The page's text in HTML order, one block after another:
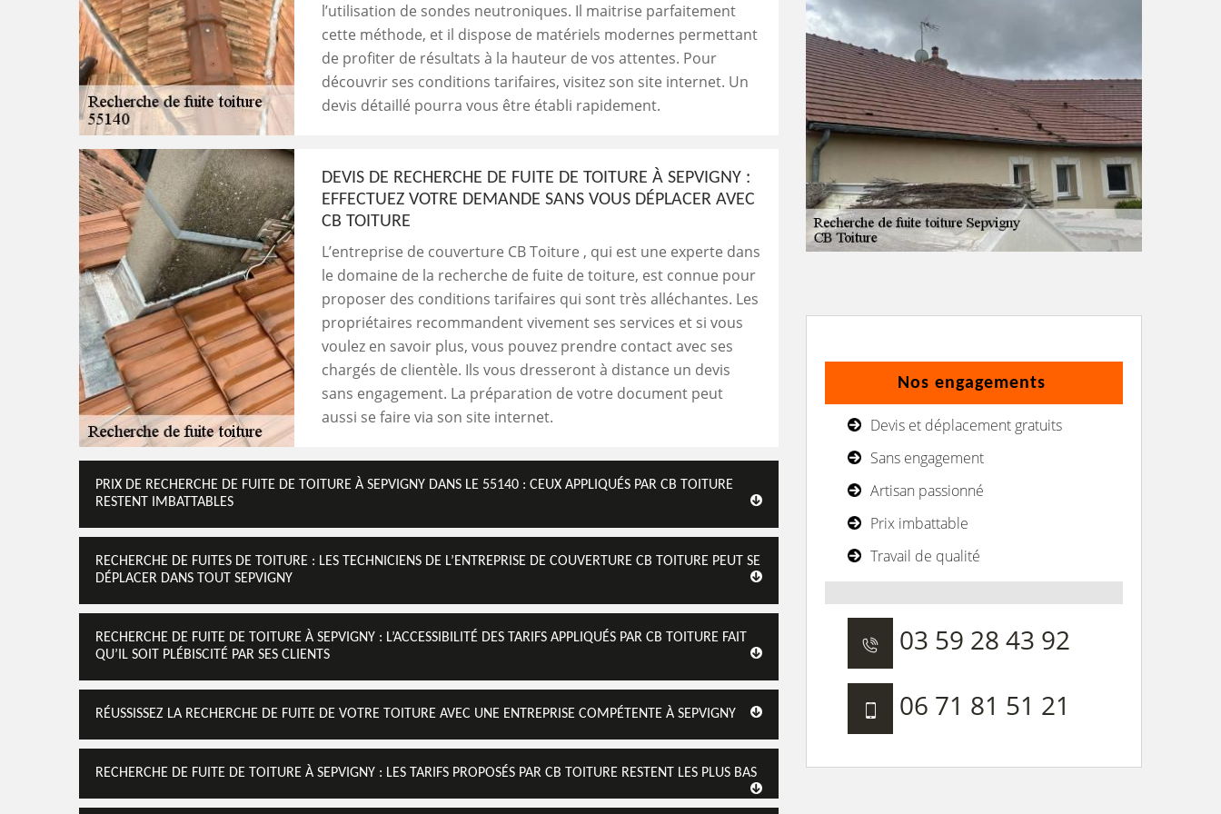
l’utilisation de sondes neutroniques. Il maitrise parfaitement
cette méthode, et il dispose de matériels modernes permettant
de profiter de résultats à la hauteur de vos attentes. Pour
découvrir ses conditions tarifaires, visitez son site internet. Un
devis détaillé pourra vous être établi rapidement.
DEVIS DE RECHERCHE DE FUITE DE TOITURE À SEPVIGNY :
EFFECTUEZ VOTRE DEMANDE SANS VOUS DÉPLACER AVEC
CB TOITURE
L’entreprise de couverture CB Toiture , qui est une experte dans
le domaine de la recherche de fuite de toiture, est connue pour
proposer des conditions tarifaires qui sont très alléchantes. Les
propriétaires recommandent vivement ses services et si vous
voulez en savoir plus, vous pouvez prendre contact avec ses
chargés de clientèle. Ils vous dresseront à distance un devis
sans engagement. La préparation de votre document peut
aussi se faire via son site internet.
PRIX DE RECHERCHE DE FUITE DE TOITURE À SEPVIGNY DANS LE 55140 : CEUX APPLIQUÉS PAR CB TOITURE
RESTENT IMBATTABLES
RECHERCHE DE FUITES DE TOITURE : LES TECHNICIENS DE L’ENTREPRISE DE COUVERTURE CB TOITURE PEUT SE
DÉPLACER DANS TOUT SEPVIGNY
RECHERCHE DE FUITE DE TOITURE À SEPVIGNY : L’ACCESSIBILITÉ DES TARIFS APPLIQUÉS PAR CB TOITURE FAIT
QU’IL SOIT PLÉBISCITÉ PAR SES CLIENTS
RÉUSSISSEZ LA RECHERCHE DE FUITE DE VOTRE TOITURE AVEC UNE ENTREPRISE COMPÉTENTE À SEPVIGNY
RECHERCHE DE FUITE DE TOITURE À SEPVIGNY : LES TARIFS PROPOSÉS PAR CB TOITURE RESTENT LES PLUS BAS
Nos engagements
Devis et déplacement gratuits
Sans engagement
Artisan passionné
Prix imbattable
Travail de qualité
03 59 28 43 92
06 71 81 51 21